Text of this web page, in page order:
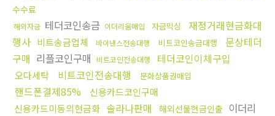
수수료
해외자금 테더코인송금 이더리움매입 자금믹싱
재정거래현금화대
행사 비트송금업체 바이낸스전송대행 비트코인송금대행
문상테더
구매 리플코인구매 비트코인전송대행 테더코인이체구입
오다세탁 비트코인전송대행 문화상품권매입
핸드폰결제85%
신용카드코인구매
신용카드미동의현금화 솔라나판매 해외선물현금인출 이더리